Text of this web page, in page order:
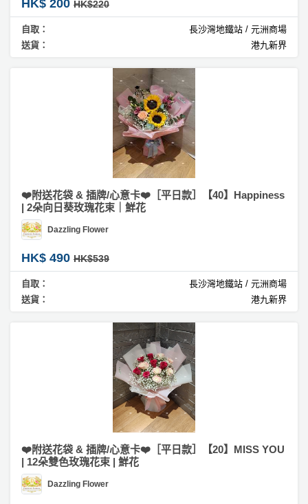
HK$ 200 HK$220
自取：
長沙灣地鐵站 / 元洲商場
送貨：
港九新界
❤️附送花袋 & 插牌/心意卡❤️［平日款］【40】Happiness
| 2朵向日葵玫瑰花束｜鮮花
Dazzling Flower
HK$ 490 HK$539
自取：
長沙灣地鐵站 / 元洲商場
送貨：
港九新界
❤️附送花袋 & 插牌/心意卡❤️［平日款］【20】MISS YOU
| 12朵雙色玫瑰花束 | 鮮花
Dazzling Flower